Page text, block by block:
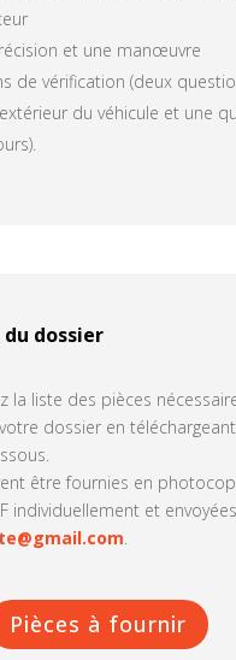
et une manœuvre
de vérification (deux
du véhicule et une
dossier
la liste des pièces
dossier en
être fournies en
individuellement et
Pièces à fournir